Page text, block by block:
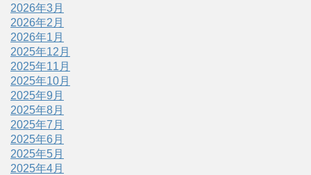
2026年3月
2026年2月
2026年1月
2025年12月
2025年11月
2025年10月
2025年9月
2025年8月
2025年7月
2025年6月
2025年5月
2025年4月